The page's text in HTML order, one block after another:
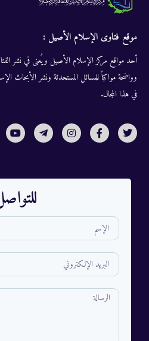
موقع فتاوى الإسلام الأصيل :
أحد مواقع مركز الإسلام الأصيل ويُعنى في نشر
وواضحة مواكباً للمسائل المستحدثة ونشر الأبحاث
في هذا المجال.